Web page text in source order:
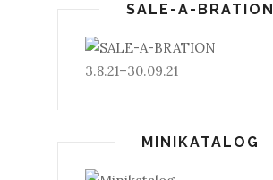
SALE-A-BRATION
3.8.21–30.09.21
MINIKATALOG